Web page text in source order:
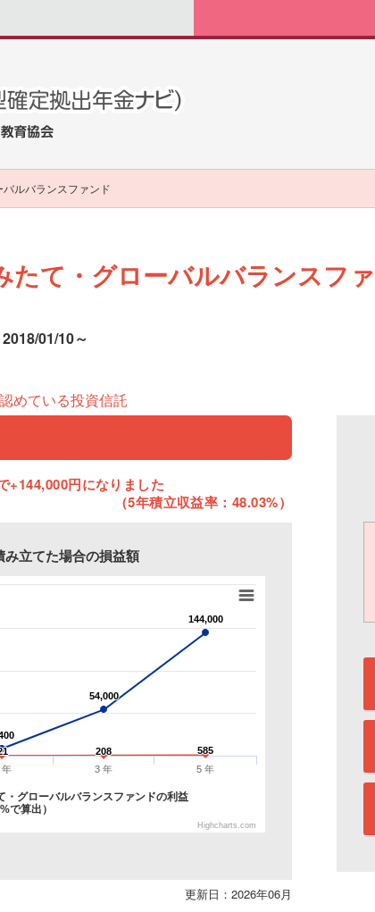
ルバランスファンド
たて・グローバルバランスフ
01/10～
めている投資信託
+144,000円になりました
（5年積立収益率：48.03%）
み立てた場合の損益額
54,000
54,000
144,000
144,000
208
208 585
585
・グローバルバランスファンドの利益
で算出）
年 3 年 5 年
Highcharts.com
更新日：2026年06月